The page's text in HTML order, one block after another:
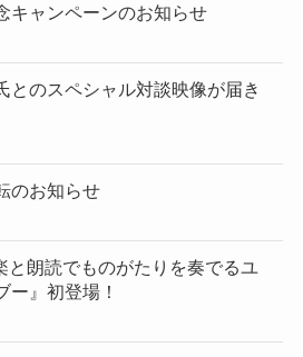
キャンペーンのお知らせ
とのスペシャル対談映像が届き
のお知らせ
と朗読でものがたりを奏でるユ
ー』初登場！